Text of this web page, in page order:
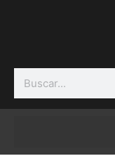
Search